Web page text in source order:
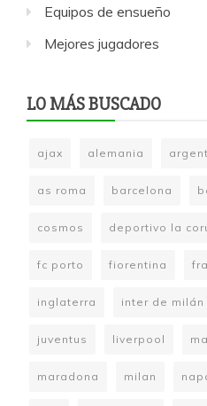
Equipos de ensueño
Mejores jugadores
LO MÁS BUSCADO
ajax alemania
as roma barcelona
cosmos deportivo la
fc porto fiorentina
inglaterra inter de milán
juventus liverpool
maradona milan